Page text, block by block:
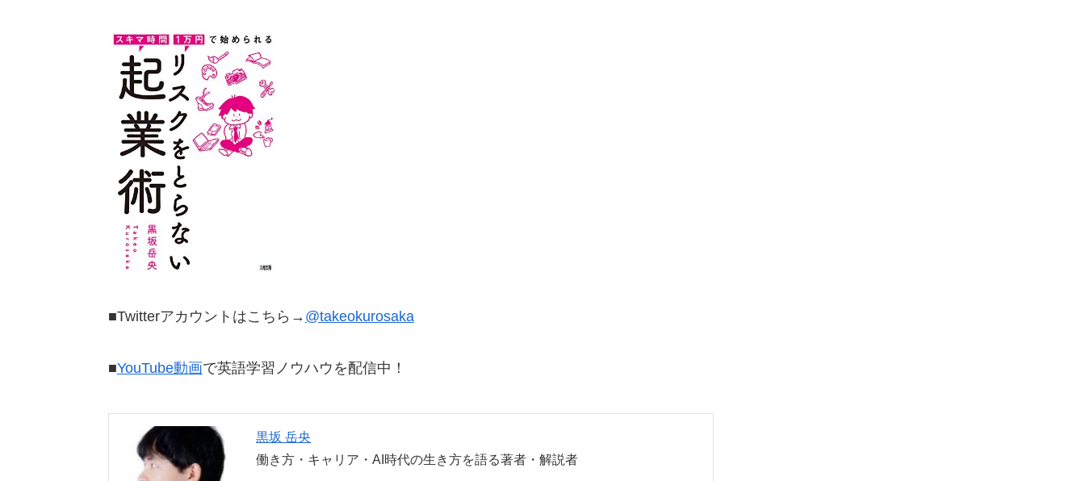
■Twitterアカウントはこちら→ @takeokurosaka
■YouTube動画で英語学習ノウハウを配信中！
黒坂 岳央
働き方・キャリア・AI時代の生き方を語る著者・解説者